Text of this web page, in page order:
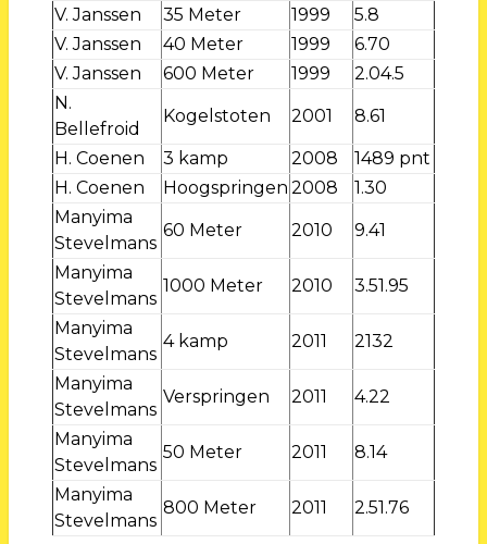
V. Janssen
35 Meter 1999
5.8
V. Janssen
40 Meter 1999
6.70
V. Janssen
600 Meter 1999
2.04.5
N.
Bellefroid
Kogelstoten 2001 8.61
H. Coenen 3 kamp 2008
1489 pnt
H. Coenen
Hoogspringen 2008
1.30
Manyima
Stevelmans
60 Meter 2010 9.41
Manyima
Stevelmans
1000 Meter 2010 3.51.95
Manyima
Stevelmans
4 kamp 2011 2132
Manyima
Stevelmans
Verspringen 2011 4.22
Manyima
Stevelmans
50 Meter 2011 8.14
Manyima
Stevelmans
800 Meter 2011 2.51.76